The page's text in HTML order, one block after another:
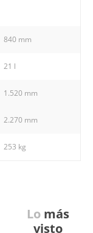
840 mm
21 l
1.520 mm
2.270 mm
253 kg
Lo más
visto